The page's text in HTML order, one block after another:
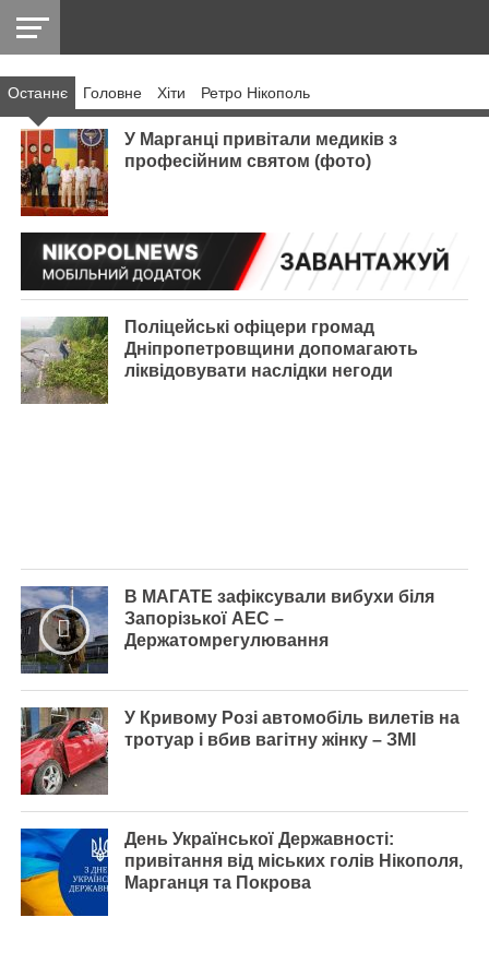
НІКОПОЛЬ
РАЙОН
СІЧЕСЛАВСЬКА
УКРАЇНА
РЕТРО
НІКОПОЛЬ
ЛАЙТ
УКРАЇНА
ДОПОМОГА
Останнє Головнe Хіти Ретро Нікополь
У Марганці привітали медиків з
професійним святом (фото)
Поліцейські офіцери громад
Дніпропетровщини допомагають
ліквідовувати наслідки негоди
В МАГАТЕ зафіксували вибухи біля
Запорізької АЕС –
Держатомрегулювання
У Кривому Розі автомобіль вилетів на
тротуар і вбив вагітну жінку – ЗМІ
День Української Державності:
привітання від міських голів Нікополя,
Марганця та Покрова